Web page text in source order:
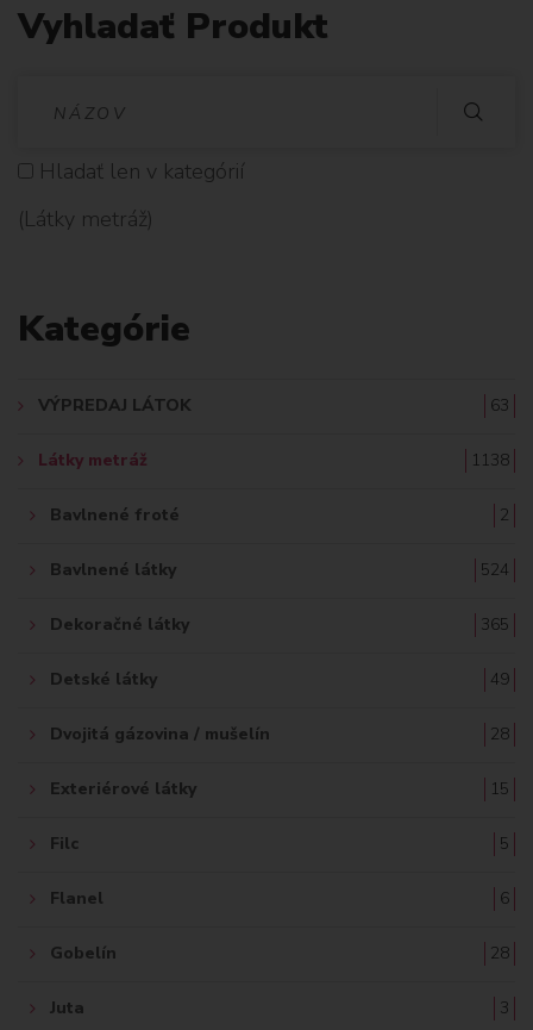
Vyhladať Produkt
D
Hladať len v kategórií
(Látky metráž)
Kategórie
VÝPREDAJ LÁTOK 63
Látky metráž 1138
Bavlnené froté 2
Bavlnené látky 524
Dekoračné látky 365
Detské látky 49
Dvojitá gázovina / mušelín 28
Exteriérové látky 15
Filc 5
Flanel 6
Gobelín 28
Juta 3